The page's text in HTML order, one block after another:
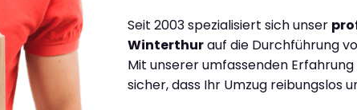
Seit 2003 spezialisiert sich unser
Winterthurauf die Durchführung
Mit unserer umfassenden
sicher, dass Ihr Umzug reibungslos